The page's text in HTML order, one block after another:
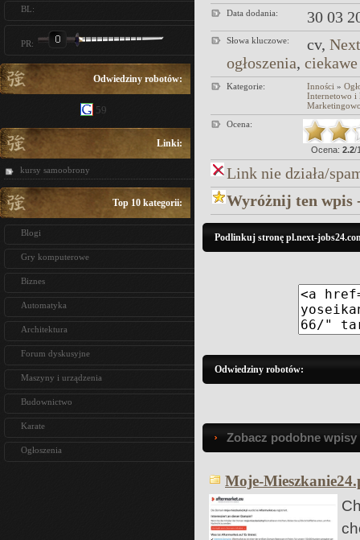
BL:
PR:
Odwiedziny robotów:
59
Linki:
kursy samoobrony
Top 10 kategorii:
Blogi
Gry komputerowe
Biznes
Automatyka
Architektura
Forum dyskusyjne
Maszyny i urządzenia
Budownictwo
Karate
Ogłoszenia
Data dodania: 30 03
Słowa kluczowe: cv,
ogłoszenia,
Kategorie: Inności »
Internetowo i
Ocena:
Ocena: 2.2/
Link nie działa/
Wyróżnij ten wpis
Podlinkuj stronę pl.next-
Odwiedziny robotów:
Zobacz podobne
Moje-